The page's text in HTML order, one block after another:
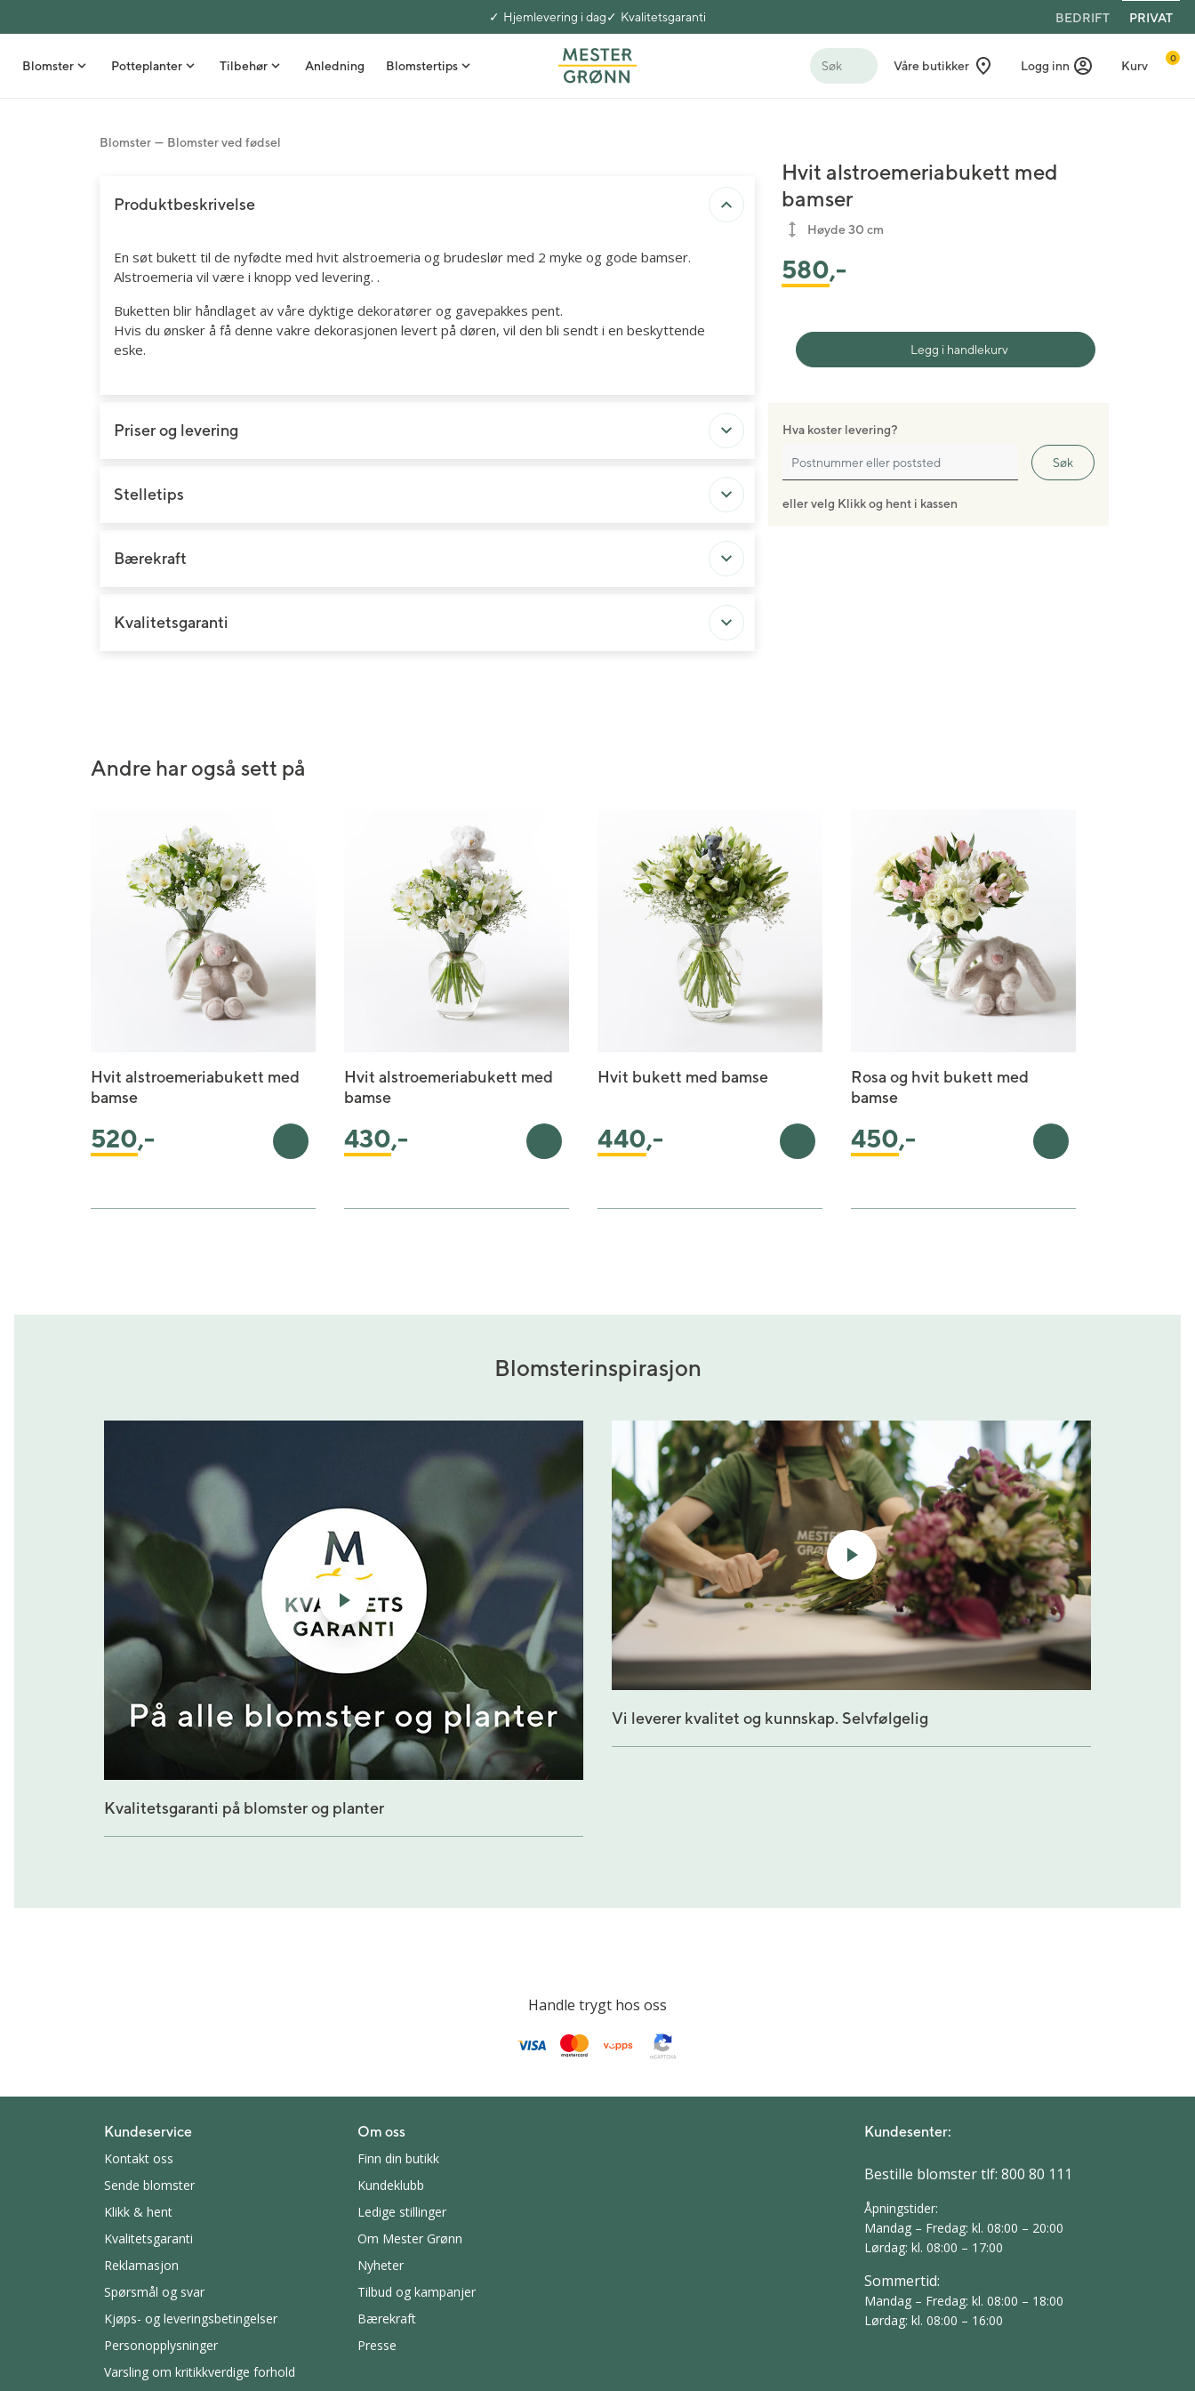
Hjemlevering i dag Kvalitetsgaranti BEDRIFT PRIVAT
Blomster
Gavesett med blomst
Blomster ved fødsel
Begravelsesblomster
Potteplanter
Grønne planter
Kunstige planter
Tilbehør
Spiselige gavetips
Gravlys og kranser
Anledning Blomstertips
DIY - Gjør det selv
Søk Våre butikker Logg inn Kurv
0
Blomster Blomster ved fødsel
Produktbeskrivelse
En søt bukett til de nyfødte med hvit alstroemeria og brudeslør med 2 myke og gode bamser.
Alstroemeria vil være i knopp ved levering. .
Buketten blir håndlaget av våre dyktige dekoratører og gavepakkes pent.
Hvis du ønsker å få denne vakre dekorasjonen levert på døren, vil den bli sendt i en beskyttende
eske.
Priser og levering
Stelletips
Bærekraft
Kvalitetsgaranti
Hvit alstroemeriabukett med
bamser
Høyde 30 cm
580,-
Legg i handlekurv
Hva koster levering?
Søk
eller velg Klikk og hent i kassen
Andre har også sett på
Hvit alstroemeriabukett med
bamse
520,- Legg i handlekurv
Hvit alstroemeriabukett med
bamse
430,- Legg i handlekurv
Hvit bukett med bamse
440,- Legg i handlekurv
Rosa og hvit bukett med
bamse
450,- Legg i handlekurv
Blomsterinspirasjon
Kvalitetsgaranti på blomster og planter
Vi leverer kvalitet og kunnskap. Selvfølgelig
Handle trygt hos oss
Kundeservice
Kontakt oss
Sende blomster
Klikk & hent
Kvalitetsgaranti
Reklamasjon
Spørsmål og svar
Kjøps- og leveringsbetingelser
Personopplysninger
Varsling om kritikkverdige forhold
Om oss
Finn din butikk
Kundeklubb
Ledige stillinger
Om Mester Grønn
Nyheter
Tilbud og kampanjer
Bærekraft
Presse
Kundesenter:
Bestille blomster tlf: 800 80 111
Åpningstider:
Mandag – Fredag: kl. 08:00 – 20:00
Lørdag: kl. 08:00 – 17:00
Sommertid:
Mandag – Fredag: kl. 08:00 – 18:00
Lørdag: kl. 08:00 – 16:00